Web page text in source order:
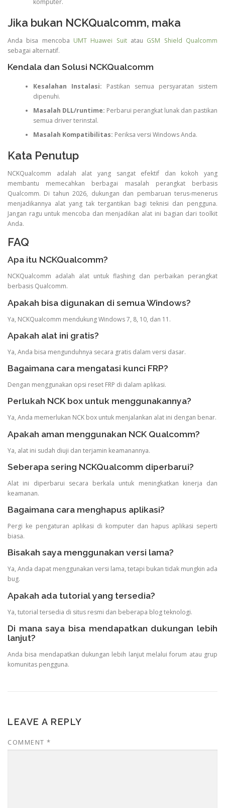
Jika bukan NCKQualcomm, maka
Anda bisa mencoba UMT Huawei Suitatau GSM Shield Qualcomm
sebagai alternatif.
Kendala dan Solusi NCKQualcomm
Kesalahan Instalasi: Pastikan semua persyaratan sistem
dipenuhi.
Masalah DLL/runtime: Perbarui perangkat lunak dan pastikan
semua driver terinstal.
Masalah Kompatibilitas: Periksa versi Windows Anda.
Kata Penutup
NCKQualcomm adalah alat yang sangat efektif dan kokoh yang
membantu memecahkan berbagai masalah perangkat berbasis
Qualcomm. Di tahun 2026, dukungan dan pembaruan terus-menerus
menjadikannya alat yang tak tergantikan bagi teknisi dan pengguna.
Jangan ragu untuk mencoba dan menjadikan alat ini bagian dari toolkit
Anda.
FAQ
Apa itu NCKQualcomm?
NCKQualcomm adalah alat untuk flashing dan perbaikan perangkat
berbasis Qualcomm.
Apakah bisa digunakan di semua Windows?
Ya, NCKQualcomm mendukung Windows 7, 8, 10, dan 11.
Apakah alat ini gratis?
Ya, Anda bisa mengunduhnya secara gratis dalam versi dasar.
Bagaimana cara mengatasi kunci FRP?
Dengan menggunakan opsi reset FRP di dalam aplikasi.
Perlukah NCK box untuk menggunakannya?
Ya, Anda memerlukan NCK box untuk menjalankan alat ini dengan benar.
Apakah aman menggunakan NCK Qualcomm?
Ya, alat ini sudah diuji dan terjamin keamanannya.
Seberapa sering NCKQualcomm diperbarui?
Alat ini diperbarui secara berkala untuk meningkatkan kinerja dan
keamanan.
Bagaimana cara menghapus aplikasi?
Pergi ke pengaturan aplikasi di komputer dan hapus aplikasi seperti
biasa.
Bisakah saya menggunakan versi lama?
Ya, Anda dapat menggunakan versi lama, tetapi bukan tidak mungkin ada
bug.
Apakah ada tutorial yang tersedia?
Ya, tutorial tersedia di situs resmi dan beberapa blog teknologi.
Di mana saya bisa mendapatkan dukungan lebih
lanjut?
Anda bisa mendapatkan dukungan lebih lanjut melalui forum atau grup
komunitas pengguna.
LEAVE A REPLY
COMMENT *